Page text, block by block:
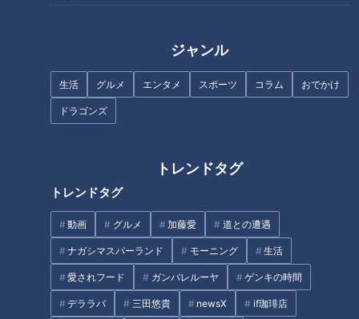
ジャンル
生活 グルメ エンタメ スポーツ コラム おでかけ
ドラゴンズ
トレンドタグ
トレンドタグ
動画 グルメ 加藤愛 道との遭遇
ナガシマスパーランド モーニング 生活
愛されフード ガンバレルーヤ ゲンキの時間
デララバ 三田悠貴 newsX if珈琲店
https://www.youtube.com/playlist?
list=PLOn6VYLd8F5fBGV51lso1ywzO1vVcRxQX
https://www.youtube.com/playlist?
list=PLOn6VYLd8F5eBRa_2xyh647CNQFDZykkJ
ovaFzMeZUm1vZUS4F3OO
------------------------------------------------------------
-----------
#みてちょてれび #CBC #cbc5チャン春祭り #柳沢アナ #夏目
アナ #榊原アナ #永岡アナ